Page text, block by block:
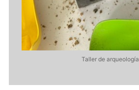
Taller de arqueología